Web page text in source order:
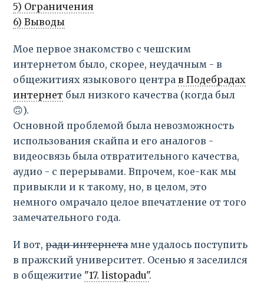
5) Ограничения
6) Выводы
Мое первое знакомство с чешским
интернетом было, скорее, неудачным - в
общежитиях языкового центрав Подебрадах
интернет был низкого качества (когда был
🙃).
Основной проблемой была невозможность
использования скайпа и его аналогов -
видеосвязь была отвратительного качества,
аудио - с перерывами. Впрочем, кое-как мы
привыкли и к такому, но, в целом, это
немного омрачало целое впечатление от того
замечательного года.
И вот,ради интернетамне удалось поступить
в пражский университет. Осенью я заселился
в общежитие "17. listopadu".